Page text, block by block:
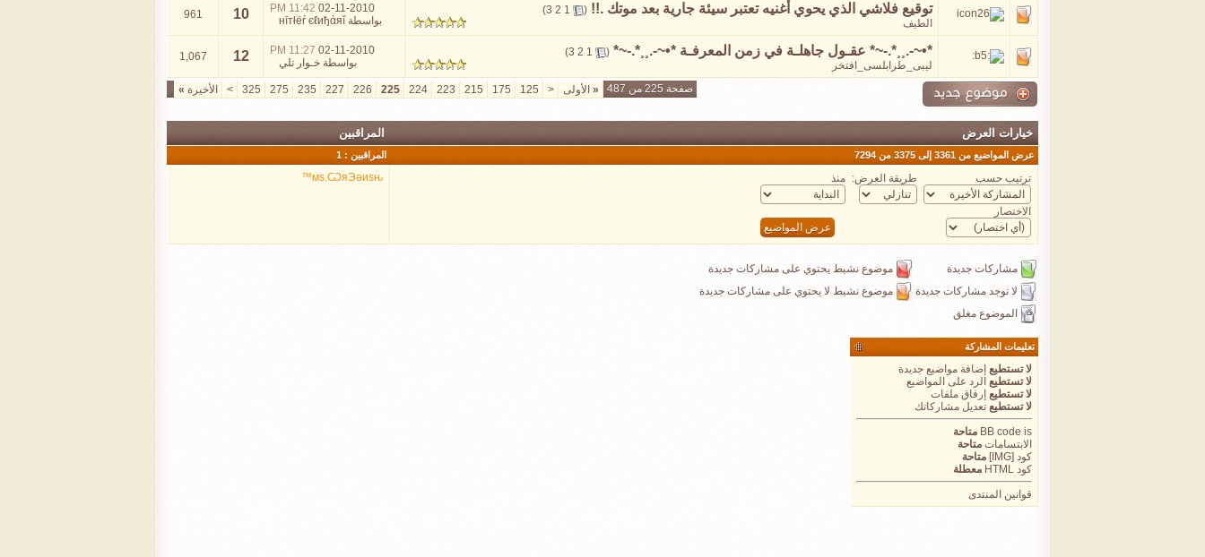
توقيع فلاشي الذي يحوي أغنيه تعتبر سيئة جارية بعد موتك .!! (
1
2
3
)
الطيف
02-11-2010
11:42 PM
بواسطة нīтłёŕ єℓиђάяĭ
10
961
*•~-.¸¸*.-~* عقـول جاهلـة في زمن المعرفـة *•~-.¸¸*.-~* (
1
2
3
)
ليبى_طرابلسى_افتخر
02-11-2010
11:27 PM
بواسطة خـوار تلي 12
1,067
صفحة 225 من 487 « الأولى <
125
175
215
223
224
225
226
227
235
275
325
> الأخيرة »
خيارات العرض المراقبين
عرض المواضيع من 3361 إلى 3375 من 7294 المراقبين : 1
ترتيب حسب طريقة العرض: منذ
الاختصار
мѕ.ѠяЭǝиѕԋ™
مشاركات جديدة
موضوع نشيط يحتوي على مشاركات جديدة
لا توجد مشاركات جديدة
موضوع نشيط لا يحتوي على مشاركات جديدة
الموضوع مغلق
تعليمات المشاركة
لا تستطيع إضافة مواضيع جديدة
لا تستطيع الرد على المواضيع
لا تستطيع إرفاق ملفات
لا تستطيع تعديل مشاركاتك
BB code is
متاحة
الابتسامات متاحة
كود [IMG]
متاحة
كود HTML
معطلة
قوانين المنتدى